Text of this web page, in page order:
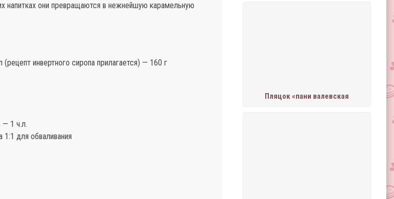
Пляцок «пани валевская
напитках они превращаются в нежнейшую карамельную
инвертного сиропа прилагается) — 160 г
— 1 ч.л.
для обваливания